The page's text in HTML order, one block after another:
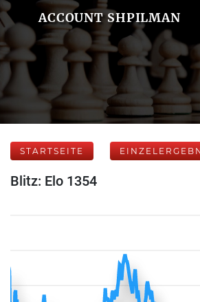
ACCOUNT SHPILMAN
STARTSEITE
Blitz: Elo 1354